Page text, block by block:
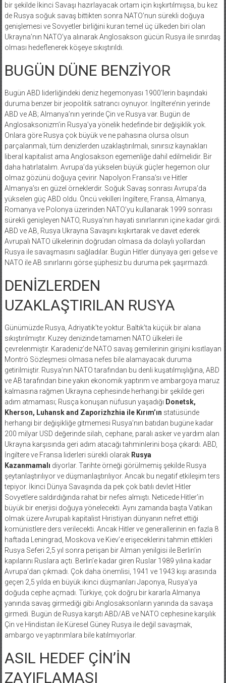
bir şekilde İkinci Savaşı hazırlayacak ortam için kışkırtılmışsa, bu kez
de Rusya soğuk savaş bittikten sonra NATO’nun sürekli doğuya
genişlemesi ve Sovyetler birliğini kuran temel üç ülkeden biri olan
Ukrayna’nın NATO’ya alınarak Anglosakson gücün Rusya ile sınırdaş
olması hedeflenerek köşeye sıkıştırıldı.
BUGÜN DÜNE BENZİYOR
Bugün ABD liderliğindeki deniz hegemonyası 1900’lerin başındaki
duruma benzer bir jeopolitik satrancı oynuyor. İngiltere’nin yerinde
ABD ve AB; Almanya’nın yerinde Çin ve Rusya var. Bugün de
Anglosaksonizm’in Rusya’ya yönelik hedefinde bir değişiklik yok.
Onlara göre Rusya çok büyük ve ne pahasına olursa olsun
parçalanmalı, tüm denizlerden uzaklaştırılmalı, sınırsız kaynakları
liberal kapitalist ama Anglosakson egemenliğe dahil edilmelidir. Bir
daha hatırlatalım. Avrupa’da yükselen büyük güçler hegemon olur
olmaz gözünü doğuya çevirir. Napolyon Fransa’sı ve Hitler
Almanya’sı en güzel örneklerdir. Soğuk Savaş sonrası Avrupa’da
yükselen güç ABD oldu. Öncü vekilleri İngiltere, Fransa, Almanya,
Romanya ve Polonya üzerinden NATO’yu kullanarak 1999 sonrası
sürekli genişleyen NATO, Rusya’nın hayati sınırlarının içine kadar girdi.
ABD ve AB, Rusya Ukrayna Savaşını kışkırtarak ve davet ederek
Avrupalı NATO ülkelerinin doğrudan olmasa da dolaylı yollardan
Rusya ile savaşmasını sağladılar. Bugün Hitler dünyaya geri gelse ve
NATO ile AB sınırlarını görse şüphesiz bu duruma pek şaşırmazdı.
DENİZLERDEN
UZAKLAŞTIRILAN RUSYA
Günümüzde Rusya, Adriyatik’te yoktur. Baltık’ta küçük bir alana
sıkıştırılmıştır. Kuzey denizinde tamamen NATO ülkeleri ile
çevrelenmiştir. Karadeniz’de NATO savaş gemilerinin girişini kısıtlayan
Montrö Sözleşmesi olmasa nefes bile alamayacak duruma
getirilmiştir. Rusya’nın NATO tarafından bu denli kuşatılmışlığına, ABD
ve AB tarafından bine yakın ekonomik yaptırım ve ambargoya maruz
kalmasına rağmen Ukrayna cephesinde herhangi bir şekilde geri
adım atmaması; Rusça konuşan nüfusun yaşadığı Donetsk,
Kherson, Luhansk and Zaporizhzhia ile Kırım’ın statüsünde
herhangi bir değişikliğe gitmemesi Rusya’nın batıdan bugüne kadar
200 milyar USD değerinde silah, cephane, paralı asker ve yardım alan
Ukrayna karşısında geri adım atacağı tahminlerini boşa çıkardı. ABD,
İngiltere ve Fransa liderleri sürekli olarak Rusya
Kazanmamalı diyorlar. Tarihte örneği görülmemiş şekilde Rusya
şeytanlaştırılıyor ve düşmanlaştırılıyor. Ancak bu negatif etkileşim ters
tepiyor. İkinci Dünya Savaşında da pek çok batılı devlet Hitler
Sovyetlere saldırdığında rahat bir nefes almıştı. Neticede Hitler’in
büyük bir enerjisi doğuya yönelecekti. Aynı zamanda başta Vatikan
olmak üzere Avrupalı kapitalist Hıristiyan dünyanın nefret ettiği
komünistlere ders verilecekti. Ancak Hitler ve generallerinin en fazla 8
haftada Leningrad, Moskova ve Kiev’e erişeceklerini tahmin ettikleri
Rusya Seferi 2,5 yıl sonra perişan bir Alman yenilgisi ile Berlin’in
kapılarını Ruslara açtı. Berlin’e kadar giren Ruslar 1989 yılına kadar
Avrupa’dan çıkmadı. Çok daha önemlisi, 1941 ve 1943 kışı arasında
geçen 2,5 yılda en büyük ikinci düşmanları Japonya, Rusya’ya
doğuda cephe açmadı. Türkiye, çok doğru bir kararla Almanya
yanında savaş girmediği gibi Anglosaksonların yanında da savaşa
girmedi. Bugün de Rusya karşıtı ABD/AB ve NATO cephesine karşılık
Çin ve Hindistan ile Küresel Güney Rusya ile değil savaşmak,
ambargo ve yaptırımlara bile katılmıyorlar.
ASIL HEDEF ÇİN’İN
ZAYIFLAMASI